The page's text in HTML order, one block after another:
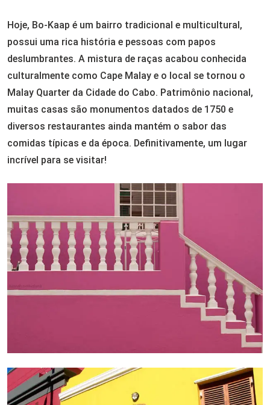
Hoje, Bo-Kaap é um bairro tradicional e multicultural,
possui uma rica história e pessoas com papos
deslumbrantes. A mistura de raças acabou conhecida
culturalmente como Cape Malay e o local se tornou o
Malay Quarter da Cidade do Cabo. Patrimônio nacional,
muitas casas são monumentos datados de 1750 e
diversos restaurantes ainda mantém o sabor das
comidas típicas e da época. Definitivamente, um lugar
incrível para se visitar!